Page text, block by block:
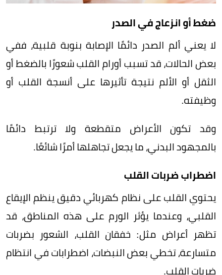
ضغط أو انزعاج في الصدر
لا يعني ألم الصدر دائمًا الإصابة بنوبة قلبية، ففي
بعض الحالات، قد تسبب أورام القلب شعورًا بالضغط أو
الثقل أو الألم نتيجة تأثيرها على أنسجة القلب أو
وظيفته.
وقد تكون الأعراض متقطعة ولا ترتبط دائمًا
بالمجهود البدني، ما يجعل تجاهلها أمرًا شائعًا.
اضطراب ضربات القلب
يحتوي القلب على نظام كهربائي دقيق ينظم الإيقاع
القلبي، وعندما يؤثر الورم على هذه المناطق، قد
تظهر أعراض مثل: خفقان القلب، الشعور بضربات
متسارعة، تخطي بعض النبضات، اضطرابات في انتظام
ضربات القلب.